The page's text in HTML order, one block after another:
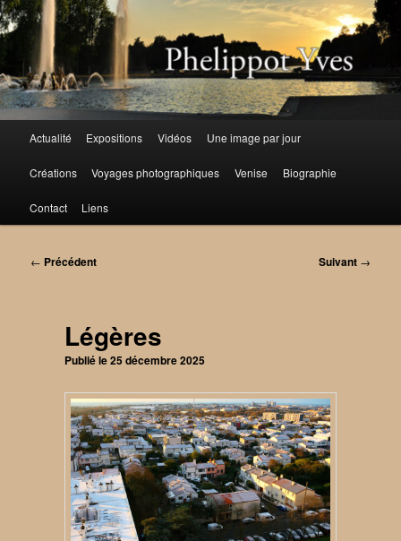
Aller
au
contenu
principal
Actualité Expositions Vidéos Une image par jour
Créations Voyages photographiques Venise Biographie
Contact Liens
Navigation
← Précédent Suivant →
Légères
Publié le25 décembre 2025